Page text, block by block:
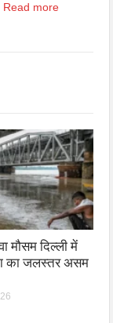
Read more
मौसम दिल्ली में
का जलस्तर असम